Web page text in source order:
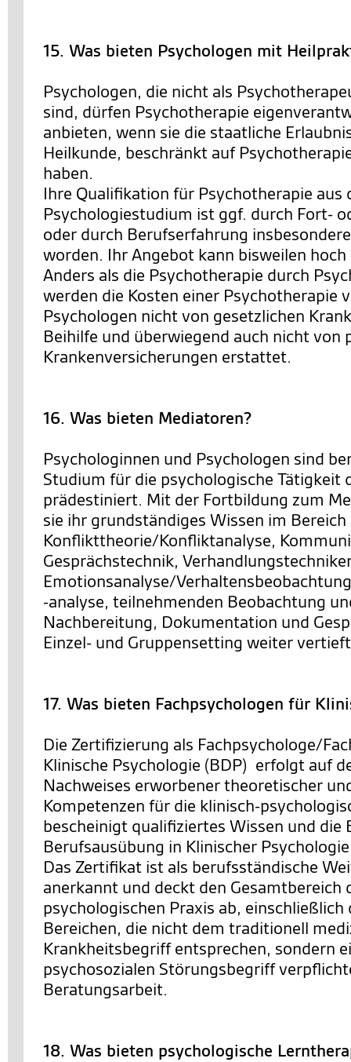
15. Was bieten Psychologen mit
Psychologen, die nicht als
sind, dürfen Psychotherapie
anbieten, wenn sie die staatliche
Heilkunde, beschränkt auf
haben.
Ihre Qualifikation für Psychotherapie aus
Psychologiestudium ist ggf. durch Fort-
oder durch Berufserfahrung
worden. Ihr Angebot kann bisweilen
Anders als die Psychotherapie durch
werden die Kosten einer Psychotherapie
Psychologen nicht von gesetzlichen
Beihilfe und überwiegend auch nicht von
Krankenversicherungen erstattet.
16. Was bieten Mediatoren?
Psychologinnen und Psychologen sind
Studium für die psychologische Tätigkeit
prädestiniert. Mit der Fortbildung zum
sie ihr grundständiges Wissen im Bereich
Konflikttheorie/Konfliktanalyse,
Gesprächstechnik,
Emotionsanalyse/
-analyse, teilnehmenden Beobachtung
Nachbereitung, Dokumentation und
Einzel- und Gruppensetting weiter
17. Was bieten Fachpsychologen für
Die Zertifizierung als Fachpsychologe/
Klinische Psychologie (BDP) erfolgt auf
Nachweises erworbener theoretischer
Kompetenzen für die klinisch-
bescheinigt qualifiziertes Wissen und die
Berufsausübung in Klinischer
Das Zertifikat ist als berufsständische
anerkannt und deckt den Gesamtbereich
psychologischen Praxis ab,
Bereichen, die nicht dem traditionell
Krankheitsbegriff entsprechen, sondern
psychosozialen Störungsbegriff
Beratungsarbeit.
18. Was bieten psychologische